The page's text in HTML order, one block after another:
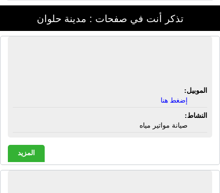
تذكر أنت في صفحات : مدينة حلوان
الموبيل:
إضغط هنا
النشاط:
صيانة مواتير مياه
المزيد